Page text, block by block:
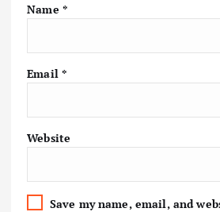
Name *
Email *
Website
Save my name, email, and